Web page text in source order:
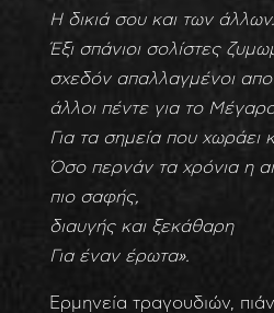
Η δικιά σου και των άλλων.
Έξι σπάνιοι σολίστες
σχεδόν απαλλαγμένοι απο
άλλοι πέντε για το
Για τα σημεία που χωράει
Όσο περνάν τα χρόνια η
πιο σαφής,
διαυγής και ξεκάθαρη
Για έναν έρωτα».
Ερμηνεία τραγουδιών,